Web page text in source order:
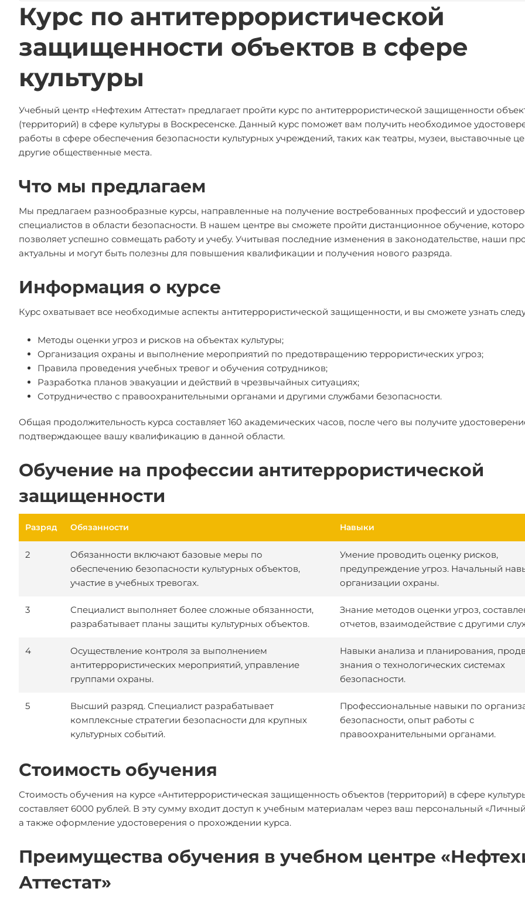
Курс по антитеррористической
защищенности объектов в сфере
культуры
Учебный центр «Нефтехим Аттестат» предлагает пройти курс по антитеррористической защищенности
(территорий) в сфере культуры в Воскресенске. Данный курс поможет вам получить необходимое
работы в сфере обеспечения безопасности культурных учреждений, таких как театры, музеи, выставочные
другие общественные места.
Что мы предлагаем
Мы предлагаем разнообразные курсы, направленные на получение востребованных профессий и
специалистов в области безопасности. В нашем центре вы сможете пройти дистанционное обучение,
позволяет успешно совмещать работу и учебу. Учитывая последние изменения в законодательстве, наши
актуальны и могут быть полезны для повышения квалификации и получения нового разряда.
Информация о курсе
Курс охватывает все необходимые аспекты антитеррористической защищенности, и вы сможете узнать
Методы оценки угроз и рисков на объектах культуры;
Организация охраны и выполнение мероприятий по предотвращению террористических угроз;
Правила проведения учебных тревог и обучения сотрудников;
Разработка планов эвакуации и действий в чрезвычайных ситуациях;
Сотрудничество с правоохранительными органами и другими службами безопасности.
Общая продолжительность курса составляет 160 академических часов, после чего вы получите
подтверждающее вашу квалификацию в данной области.
Обучение на профессии антитеррористической
защищенности
Разряд Обязанности Навыки
2
Обязанности включают базовые меры по
обеспечению безопасности культурных объектов,
участие в учебных тревогах.
Умение проводить оценку рисков,
предупреждение угроз. Начальный
организации охраны.
3
Специалист выполняет более сложные обязанности,
разрабатывает планы защиты культурных объектов.
Знание методов оценки угроз,
отчетов, взаимодействие с другими
4
Осуществление контроля за выполнением
антитеррористических мероприятий, управление
группами охраны.
Навыки анализа и планирования,
знания о технологических системах
безопасности.
5
Высший разряд. Специалист разрабатывает
комплексные стратегии безопасности для крупных
культурных событий.
Профессиональные навыки по
безопасности, опыт работы с
правоохранительными органами.
Стоимость обучения
Стоимость обучения на курсе «Антитеррористическая защищенность объектов (территорий) в сфере
составляет 6000 рублей. В эту сумму входит доступ к учебным материалам через ваш персональный
а также оформление удостоверения о прохождении курса.
Преимущества обучения в учебном центре
Аттестат»